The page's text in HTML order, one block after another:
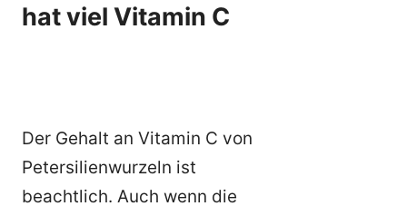
hat viel Vitamin C
Der Gehalt an Vitamin C von
Petersilienwurzeln ist
beachtlich. Auch wenn die